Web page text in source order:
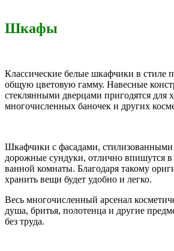
Шкафы
Классические белые шкафчики в стиле
общую цветовую гамму. Навесные
стеклянными дверцами пригодятся для
многочисленных баночек и других
Шкафчики с фасадами,
дорожные сундуки, отлично впишутся в
ванной комнаты. Благодаря такому
хранить вещи будет удобно и легко.
Весь многочисленный арсенал
душа, бритья, полотенца и другие
без труда.